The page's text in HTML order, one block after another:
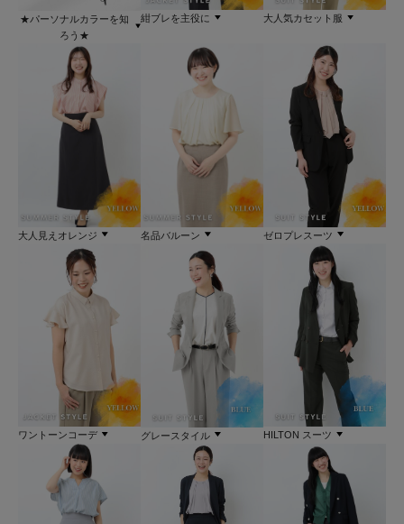
★パーソナルカラーを知
ろう★
紺ブレを主役に 大人気カセット服
大人見えオレンジ 名品バルーン ゼロプレスーツ
ワントーンコーデ グレースタイル HILTON スーツ